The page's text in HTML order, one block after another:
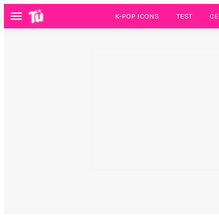
Menú K-POP ICONS TEST